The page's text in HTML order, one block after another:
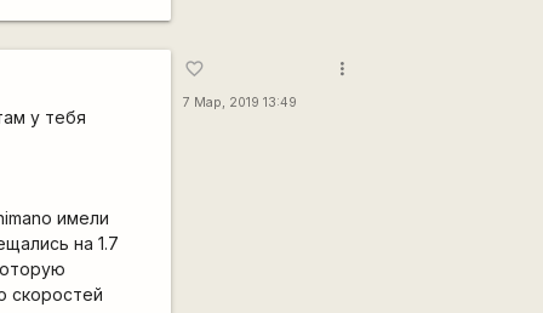
у тебя
имели
на 1.7
скоростей
favorite_border
7 Мар, 2019 13:49
more_vert